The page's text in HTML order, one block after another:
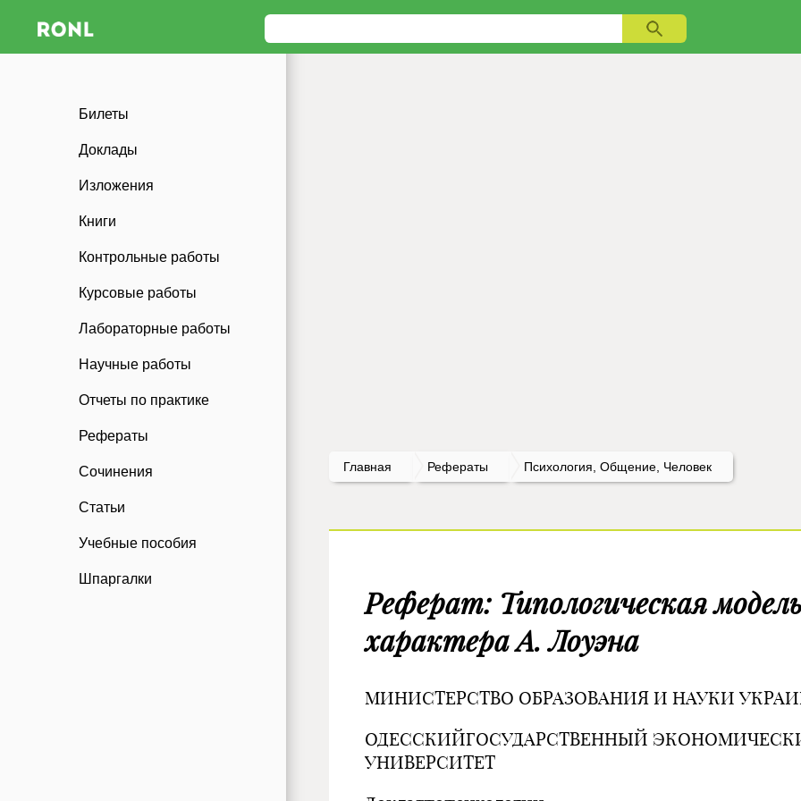
Билеты
Доклады
Изложения
Книги
Контрольные работы
Курсовые работы
Лабораторные работы
Научные работы
Отчеты по практике
Рефераты
Сочинения
Статьи
Учебные пособия
Шпаргалки
Главная Рефераты Психология, Общение, Человек
Реферат: Типологическая модель
характера А. Лоуэна
МИНИСТЕРСТВО ОБРАЗОВАНИЯ И НАУКИ
ОДЕССКИЙГОСУДАРСТВЕННЫЙ
УНИВЕРСИТЕТ